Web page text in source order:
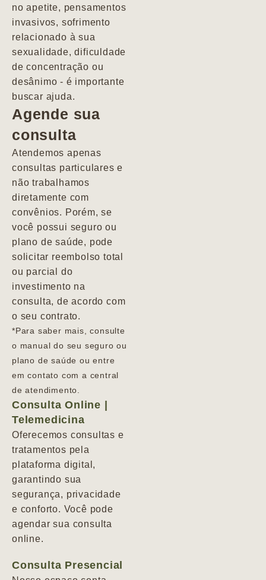
no apetite, pensamentos
invasivos, sofrimento
relacionado à sua
sexualidade, dificuldade
de concentração ou
desânimo - é importante
buscar ajuda.
Agende sua
consulta
Atendemos apenas
consultas particulares e
não trabalhamos
diretamente com
convênios. Porém, se
você possui seguro ou
plano de saúde, pode
solicitar reembolso total
ou parcial do
investimento na
consulta, de acordo com
o seu contrato.
*Para saber mais, consulte
o manual do seu seguro ou
plano de saúde ou entre
em contato com a central
de atendimento.
Consulta Online |
Telemedicina
Oferecemos consultas e
tratamentos pela
plataforma digital,
garantindo sua
segurança, privacidade
e conforto. Você pode
agendar sua consulta
online.
Consulta Presencial